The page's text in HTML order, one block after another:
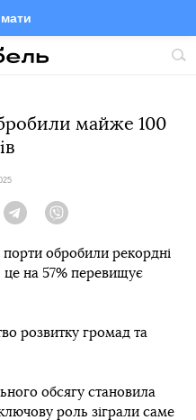
Twitter
майже 100
Telegram
порти обробили рекордні
це на 57% перевищує
розвитку громад та
обсягу становила
роль зіграли саме